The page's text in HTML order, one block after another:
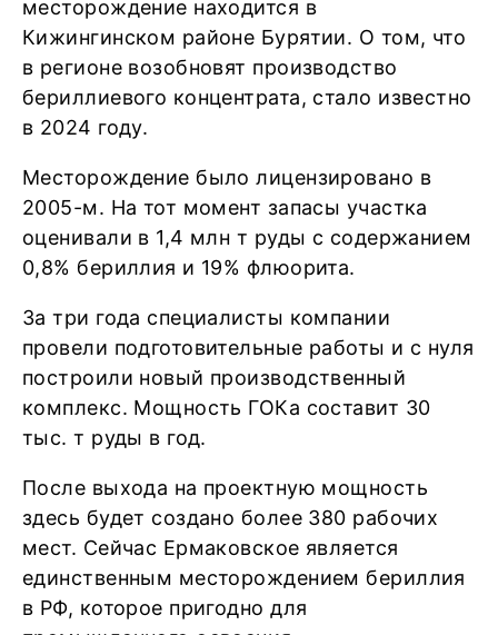
месторождение находится в
Кижингинском районе Бурятии. О том, что
в регионе возобновят производство
бериллиевого концентрата, стало известно
в 2024 году.
Месторождение было лицензировано в
2005-м. На тот момент запасы участка
оценивали в 1,4 млн т руды с содержанием
0,8% бериллия и 19% флюорита.
За три года специалисты компании
провели подготовительные работы и с нуля
построили новый производственный
комплекс. Мощность ГОКа составит 30
тыс. т руды в год.
После выхода на проектную мощность
здесь будет создано более 380 рабочих
мест. Сейчас Ермаковское является
единственным месторождением бериллия
в РФ, которое пригодно для